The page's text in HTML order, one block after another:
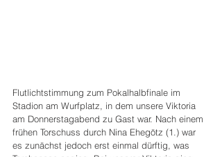
Flutlichtstimmung zum Pokalhalbfinale im
Stadion am Wurfplatz, in dem unsere Viktoria
am Donnerstagabend zu Gast war. Nach einem
frühen Torschuss durch Nina Ehegötz (1.) war
es zunächst jedoch erst einmal dürftig, was